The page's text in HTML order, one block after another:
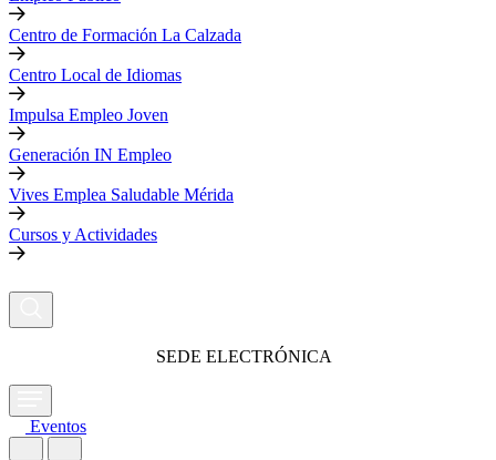
Centro de Formación La Calzada
Centro Local de Idiomas
Impulsa Empleo Joven
Generación IN Empleo
Vives Emplea Saludable Mérida
Cursos y Actividades
SEDE ELECTRÓNICA
Eventos